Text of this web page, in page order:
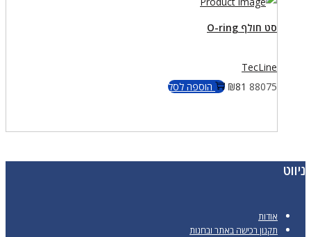
סט חולף O-ring
TecLine
88075
₪81 הוספה לסל
ניווט
אודות
תקנון רכישה באתר ובחנות